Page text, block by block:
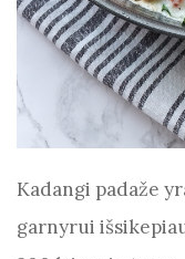
Kadangi padaže
garnyrui